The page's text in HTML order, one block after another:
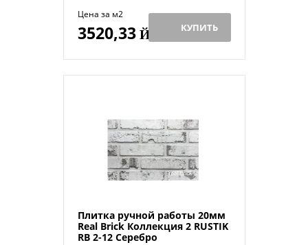
Цена за м2
3520,33Й КУПИТЬ
Плитка ручной работы 20мм
Real Brick Коллекция 2 RUSTIK
RB 2-12 Серебро